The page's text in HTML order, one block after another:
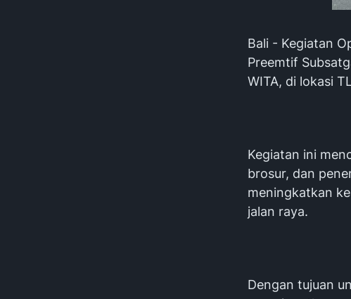
Bali - Kegiatan
Preemtif
WITA, di lokasi
Kegiatan ini
brosur, dan
meningkatkan
jalan raya.
Dengan tujuan